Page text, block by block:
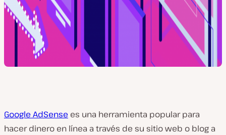
Google AdSense es una herramienta popular para
hacer dinero en línea a través de su sitio web o blog a